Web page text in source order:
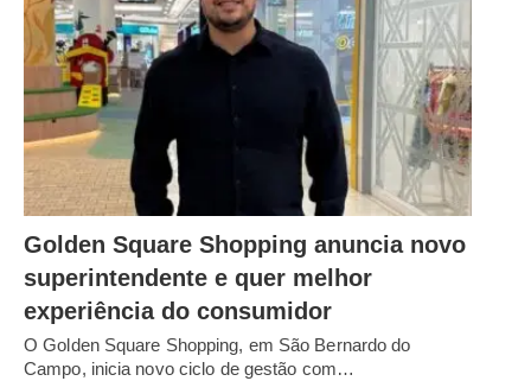
Golden Square Shopping anuncia novo
superintendente e quer melhor
experiência do consumidor
O Golden Square Shopping, em São Bernardo do
Campo, inicia novo ciclo de gestão com…